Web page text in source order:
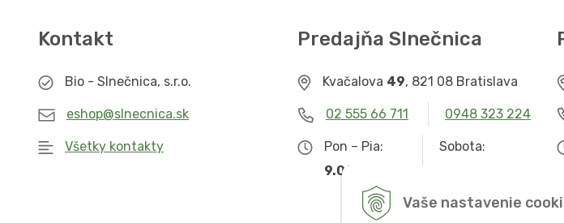
Vaše nastavenie
Kontakt
Bio - Slnečnica, s.r.o.
eshop@slnecnica.sk
Všetky kontakty
Predajňa Slnečnica
Kvačalova 49, 821 08 Bratislava
02 555 66 711 0948 323 224
Pon – Pia:
9.00 – 19.00
Sobota: